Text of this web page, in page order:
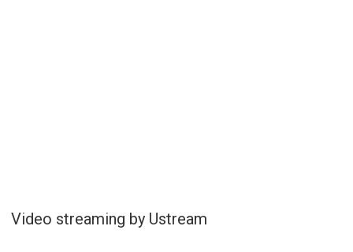
Video streaming by Ustream